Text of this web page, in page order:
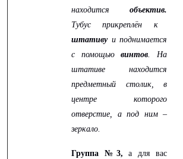
находится объектив.
Тубус прикреплён к
штативу и поднимается
с помощьювинтов. На
штативе находится
предметный столик, в
центре которого
отверстие, а под ним –
зеркало.
Группа №3,а для вас